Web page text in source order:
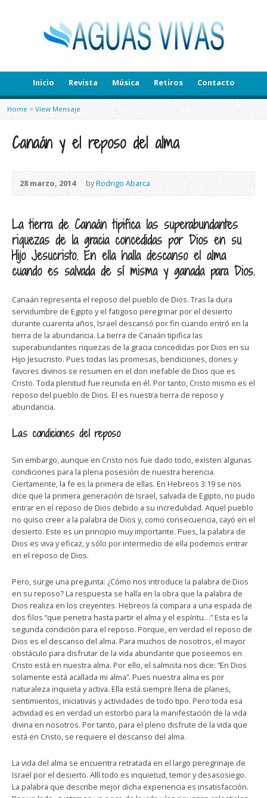
Inicio Revista Música Retiros Contacto
Home > View Mensaje
Canaán y el reposo del alma
28 marzo, 2014 byRodrigo Abarca
La tierra de Canaán tipifica las superabundantes
riquezas de la gracia concedidas por Dios en su
Hijo Jesucristo. En ella halla descanso el alma
cuando es salvada de sí misma y ganada para Dios.
Canaán representa el reposo del pueblo de Dios. Tras la dura
servidumbre de Egipto y el fatigoso peregrinar por el desierto
durante cuarenta años, Israel descansó por fin cuando entró en la
tierra de la abundancia. La tierra de Canaán tipifica las
superabundantes riquezas de la gracia concedidas por Dios en su
Hijo Jesucristo. Pues todas las promesas, bendiciones, dones y
favores divinos se resumen en el don inefable de Dios que es
Cristo. Toda plenitud fue reunida en él. Por tanto, Cristo mismo es el
reposo del pueblo de Dios. El es nuestra tierra de reposo y
abundancia.
Las condiciones del reposo
Sin embargo, aunque en Cristo nos fue dado todo, existen algunas
condiciones para la plena posesión de nuestra herencia.
Ciertamente, la fe es la primera de ellas. En Hebreos 3:19 se nos
dice que la primera generación de Israel, salvada de Egipto, no pudo
entrar en el reposo de Dios debido a su incredulidad. Aquel pueblo
no quiso creer a la palabra de Dios y, como consecuencia, cayó en el
desierto. Este es un principio muy importante. Pues, la palabra de
Dios es viva y eficaz, y sólo por intermedio de ella podemos entrar
en el reposo de Dios.
Pero, surge una pregunta: ¿Cómo nos introduce la palabra de Dios
en su reposo? La respuesta se halla en la obra que la palabra de
Dios realiza en los creyentes. Hebreos la compara a una espada de
dos filos “que penetra hasta partir el alma y el espíritu…” Esta es la
segunda condición para el reposo. Porque, en verdad el reposo de
Dios es el descanso del alma. Para muchos de nosotros, el mayor
obstáculo para disfrutar de la vida abundante que poseemos en
Cristo está en nuestra alma. Por ello, el salmista nos dice: “En Dios
solamente está acallada mi alma”. Pues nuestra alma es por
naturaleza inquieta y activa. Ella está siempre llena de planes,
sentimientos, iniciativas y actividades de todo tipo. Pero toda esa
actividad es en verdad un estorbo para la manifestación de la vida
divina en nosotros. Por tanto, para el pleno disfrute de la vida que
está en Cristo, se requiere el descanso del alma.
La vida del alma se encuentra retratada en el largo peregrinaje de
Israel por el desierto. Allí todo es inquietud, temor y desasosiego.
La palabra que describe mejor dicha experiencia es insatisfacción.